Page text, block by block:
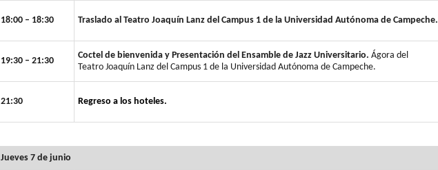
18:00 – 18:30 Traslado al Teatro Joaquín Lanz del Campus 1 de la Universidad Autónoma de Campeche.
19:30 – 21:30
Coctel de bienvenida y Presentación del Ensamble de Jazz Universitario. Ágora del
Teatro Joaquín Lanz del Campus 1 de la Universidad Autónoma de Campeche.
21:30 Regreso a los hoteles.
Jueves 7 de junio